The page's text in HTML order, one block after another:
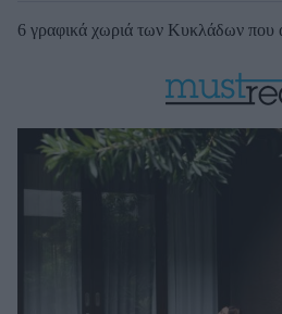
6 γραφικά χωριά των Κυκλάδων που